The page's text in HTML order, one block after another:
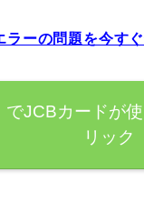
ーの問題を今す
でJCBカードが
リック